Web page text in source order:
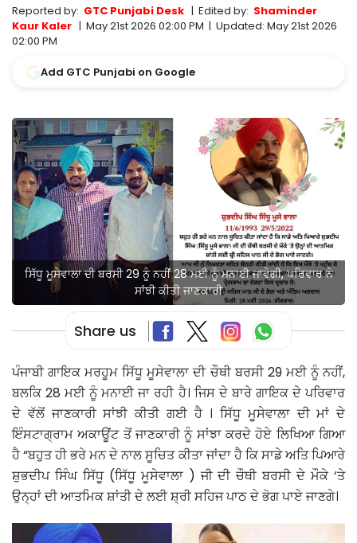
Reported by: GTC Punjabi Desk | Edited by: Shaminder
Kaur Kaler | May 21st 2026 02:00 PM | Updated: May 21st 2026
02:00 PM
Add GTC Punjabi on Google
ਸਿੱਧੂ ਮੂਸੇਵਾਲਾ ਦੀ ਬਰਸੀ 29 ਨੂੰ ਨਹੀਂ 28 ਮਈ ਨੂੰ ਮਨਾਈ ਜਾਵੇਗੀ, ਪਰਿਵਾਰ ਨੇ
ਸਾਂਝੀ ਕੀਤੀ ਜਾਣਕਾਰੀ
Share us
ਪੰਜਾਬੀ ਗਾਇਕ ਮਰਹੂਮ ਸਿੱਧੂ ਮੂਸੇਵਾਲਾ ਦੀ ਚੌਥੀ ਬਰਸੀ 29 ਮਈ ਨੂੰ ਨਹੀਂ,
ਬਲਕਿ 28 ਮਈ ਨੂੰ ਮਨਾਈ ਜਾ ਰਹੀ ਹੈ। ਜਿਸ ਦੇ ਬਾਰੇ ਗਾਇਕ ਦੇ ਪਰਿਵਾਰ
ਦੇ ਵੱਲੋਂ ਜਾਣਕਾਰੀ ਸਾਂਝੀ ਕੀਤੀ ਗਈ ਹੈ । ਸਿੱਧੂ ਮੂਸੇਵਾਲਾ ਦੀ ਮਾਂ ਦੇ
ਇੰਸਟਾਗ੍ਰਾਮ ਅਕਾਊਂਟ ਤੋਂ ਜਾਣਕਾਰੀ ਨੂੰ ਸਾਂਝਾ ਕਰਦੇ ਹੋਏ ਲਿਖਿਆ ਗਿਆ
ਹੈ “ਬਹੁਤ ਹੀ ਭਰੇ ਮਨ ਦੇ ਨਾਲ ਸੂਚਿਤ ਕੀਤਾ ਜਾਂਦਾ ਹੈ ਕਿ ਸਾਡੇ ਅਤਿ ਪਿਆਰੇ
ਸ਼ੁਭਦੀਪ ਸਿੰਘ ਸਿੱਧੂ (ਸਿੱਧੂ ਮੂਸੇਵਾਲਾ ) ਜੀ ਦੀ ਚੌਥੀ ਬਰਸੀ ਦੇ ਮੌਕੇ ‘ਤੇ
ਉਨ੍ਹਾਂ ਦੀ ਆਤਮਿਕ ਸ਼ਾਂਤੀ ਦੇ ਲਈ ਸ਼੍ਰੀ ਸਹਿਜ ਪਾਠ ਦੇ ਭੋਗ ਪਾਏ ਜਾਣਗੇ।